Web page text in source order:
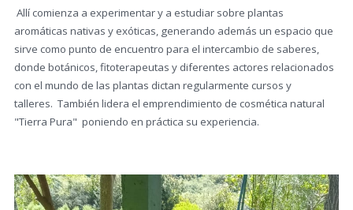
Allí comienza a experimentar y a estudiar sobre plantas
aromáticas nativas y exóticas, generando además un espacio que
sirve como punto de encuentro para el intercambio de saberes,
donde botánicos, fitoterapeutas y diferentes actores relacionados
con el mundo de las plantas dictan regularmente cursos y
talleres. También lidera el emprendimiento de cosmética natural
"Tierra Pura" poniendo en práctica su experiencia.